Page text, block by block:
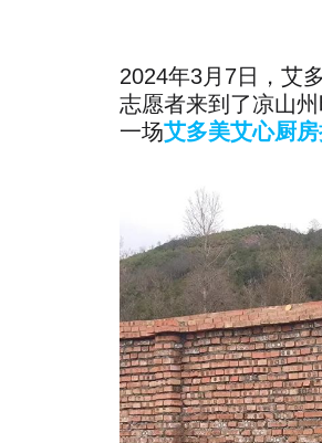
2024年3月7日，艾
志愿者来到了凉山
一场艾多美艾心厨